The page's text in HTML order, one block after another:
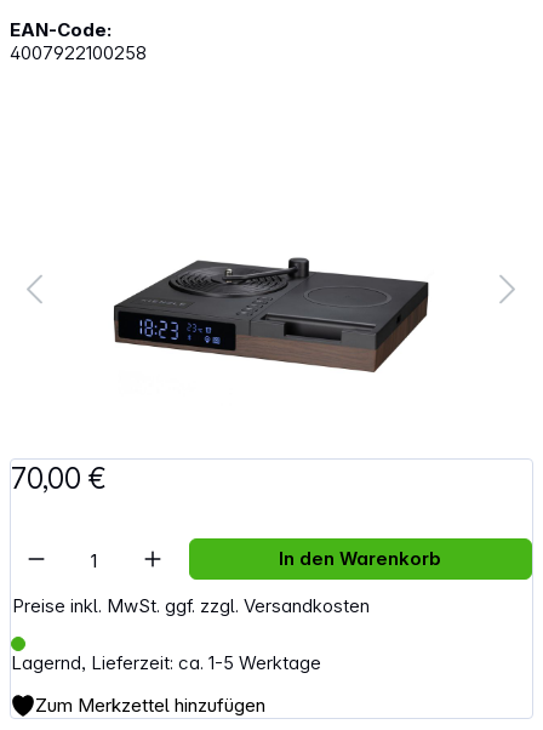
EAN-Code:
4007922100258
70,00 €
Preise inkl. MwSt. ggf. zzgl. Versandkosten
Lagernd, Lieferzeit: ca. 1-5 Werktage
Artikel Anzahl: Gib den gewünschten
In den Warenkorb
Zum Merkzettel hinzufügen